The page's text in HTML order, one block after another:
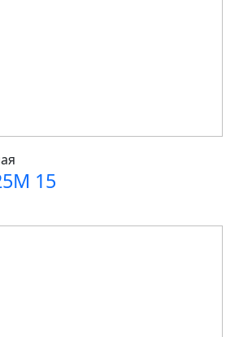
15